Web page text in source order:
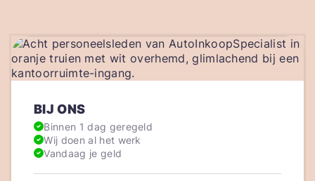
BIJ ONS
Binnen 1 dag geregeld
Wij doen al het werk
Vandaag je geld